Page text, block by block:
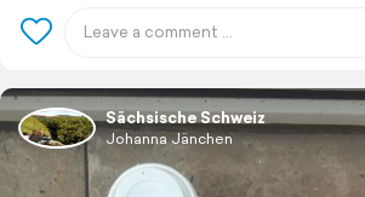
Sächsische Schweiz
Johanna Jänchen